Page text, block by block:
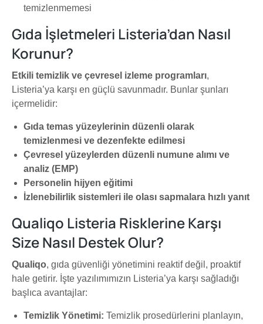
temizlenmemesi
Gıda İşletmeleri Listeria’dan Nasıl
Korunur?
Etkili temizlik ve çevresel izleme programları,
Listeria’ya karşı en güçlü savunmadır. Bunlar şunları
içermelidir:
Gıda temas yüzeylerinin düzenli olarak
temizlenmesi ve dezenfekte edilmesi
Çevresel yüzeylerden düzenli numune alımı ve
analiz (EMP)
Personelin hijyen eğitimi
İzlenebilirlik sistemleri ile olası sapmalara hızlı yanıt
Qualiqo Listeria Risklerine Karşı
Size Nasıl Destek Olur?
Qualiqo, gıda güvenliği yönetimini reaktif değil, proaktif
hale getirir. İşte yazılımımızın Listeria’ya karşı sağladığı
başlıca avantajlar:
Temizlik Yönetimi: Temizlik prosedürlerini planlayın,